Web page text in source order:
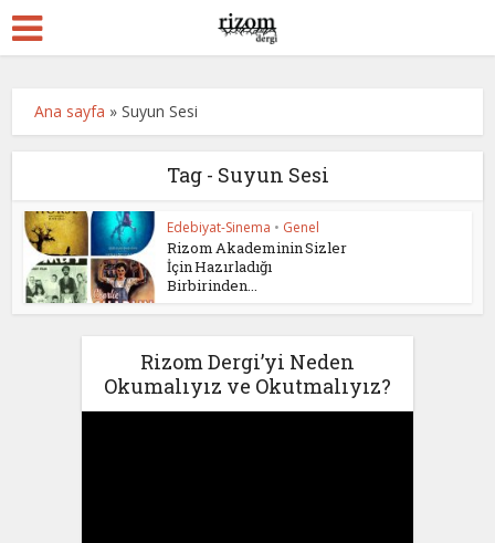
Ana sayfa »Suyun Sesi
Tag - Suyun Sesi
Edebiyat-Sinema • Genel
Rizom Akademinin Sizler
İçin Hazırladığı
Birbirinden...
Rizom Dergi’yi Neden
Okumalıyız ve Okutmalıyız?